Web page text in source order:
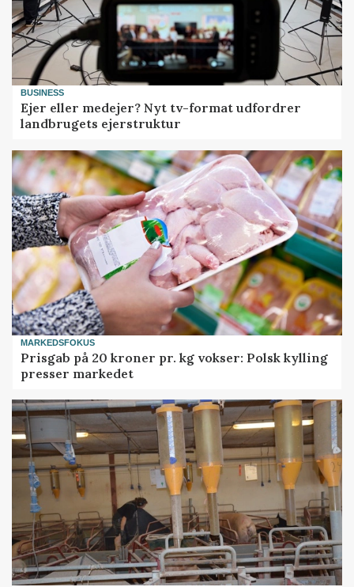
BUSINESS
Ejer eller medejer? Nyt tv-format udfordrer
landbrugets ejerstruktur
MARKEDSFOKUS
Prisgab på 20 kroner pr. kg vokser: Polsk kylling
presser markedet